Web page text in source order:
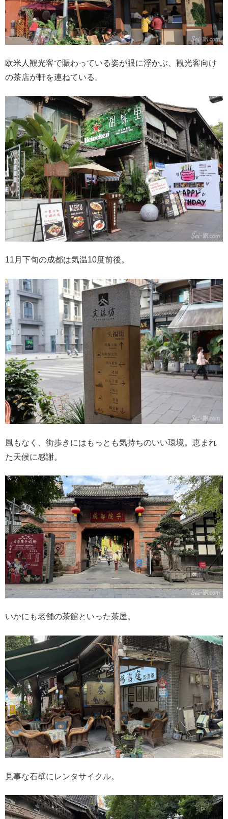
欧米人観光客で賑わっている姿が眼に浮かぶ、観光客向け
の茶店が軒を連ねている。
11月下旬の成都は気温10度前後。
風もなく、街歩きにはもっとも気持ちのいい環境。恵まれ
た天候に感謝。
いかにも老舗の茶館といった茶屋。
見事な石壁にレンタサイクル。